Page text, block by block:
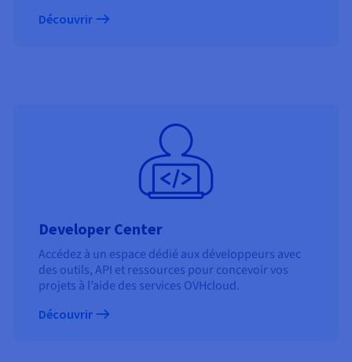
Découvrir
Developer Center
Accédez à un espace dédié aux développeurs avec
des outils, API et ressources pour concevoir vos
projets à l’aide des services OVHcloud.
Découvrir